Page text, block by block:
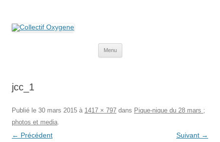
Menu
jcc_1
Publié le 30 mars 2015 à 1417 × 797 dans Pique-nique du 28 mars ;
photos et media.
← Précédent Suivant →